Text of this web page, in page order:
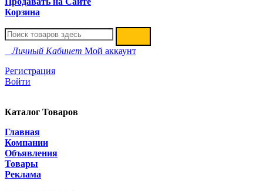
Корзина
Личный Кабинет Мой аккаунт
Регистрация
Войти
Каталог Товаров
Главная
Компании
Объявления
Товары
Реклама